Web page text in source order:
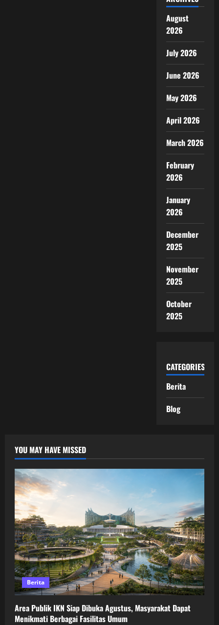
August
2026
July 2026
June 2026
May 2026
April 2026
March 2026
February
2026
January
2026
December
2025
November
2025
October
2025
CATEGORIES
Berita
Blog
YOU MAY HAVE MISSED
Berita
Area Publik IKN Siap Dibuka Agustus, Masyarakat Dapat
Menikmati Berbagai Fasilitas Umum